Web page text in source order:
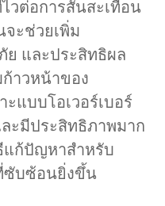
วต่อการสั่นสะเทือน
จะช่วยเพิ่ม
ย และประสิทธิผล
าวหน้าของ
แบบโอเวอร์เบอร์
ะมีประสิทธิภาพมาก
แก้ปัญหาสำหรับ
ซับซ้อนยิ่งขึ้น